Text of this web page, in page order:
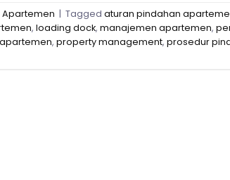
Apartemen | Tagged aturan pindahan
, loading dock, manajemen apartemen,
, property management, prosedur